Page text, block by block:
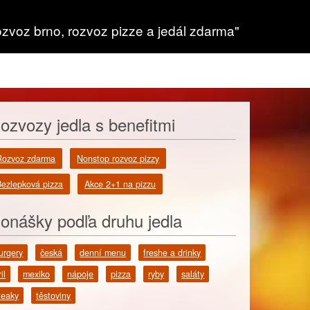
brno, rozvoz pizze a jedál zdarma"
jedla s benefitmi
zdarma Nonstop rozvoz pizzy
pizza Akce 2+1 na pizzu
podľa druhu jedla
česká denní menu
freshe a drinky
mexiko nápoje pizza ryby
saláty
těstoviny